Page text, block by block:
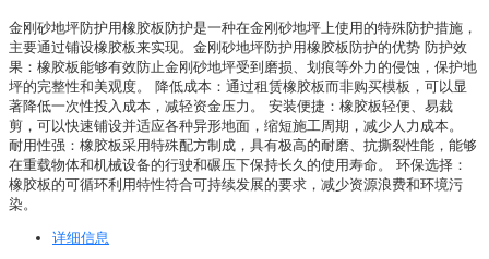
金刚砂地坪防护用橡胶板防护是一种在金刚砂地坪上使用的特殊防护措施，
主要通过铺设橡胶板来实现。金刚砂地坪防护用橡胶板防护的优势 防护效
果：橡胶板能够有效防止金刚砂地坪受到磨损、划痕等外力的侵蚀，保护地
坪的完整性和美观度。 降低成本：通过租赁橡胶板而非购买模板，可以显
著降低一次性投入成本，减轻资金压力。 安装便捷：橡胶板轻便、易裁
剪，可以快速铺设并适应各种异形地面，缩短施工周期，减少人力成本。
耐用性强：橡胶板采用特殊配方制成，具有极高的耐磨、抗撕裂性能，能够
在重载物体和机械设备的行驶和碾压下保持长久的使用寿命。 环保选择：
橡胶板的可循环利用特性符合可持续发展的要求，减少资源浪费和环境污
染。
详细信息